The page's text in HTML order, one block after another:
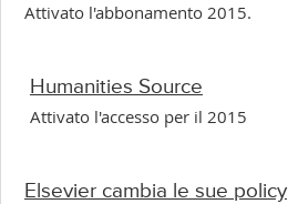
Attivato l'abbonamento 2015.
Humanities Source
Attivato l'accesso per il 2015
Elsevier cambia le sue policy